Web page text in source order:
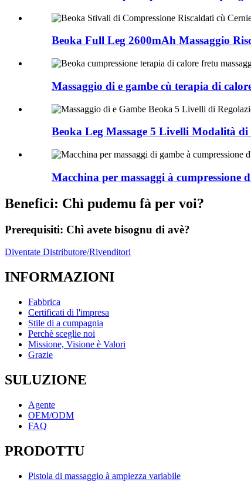
Beoka Full Leg 2600mAh Massaggio
Massaggio di e gambe cù terapia di
Beoka Leg Massage 5 Livelli Modalità di
Macchina per massaggi à cumpressione
Benefici: Chì pudemu fà per voi?
Prerequisiti: Chì avete bisognu di avè?
Diventate Distributore/Rivenditori
INFORMAZIONI
Fabbrica
Certificati di l'impresa
Stile di a cumpagnia
Perchè sceglie noi
Missione, Visione è Valori
Grazie
SULUZIONE
Agente
OEM/ODM
FAQ
PRODOTTU
Pistola di massaggio à ampiezza variabile